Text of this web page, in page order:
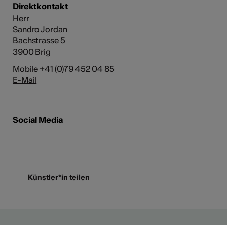
Direktkontakt
Herr
Sandro Jordan
Bachstrasse 5
3900 Brig
Mobile +41 (0)79 452 04 85
E-Mail
Social Media
Künstler*in teilen